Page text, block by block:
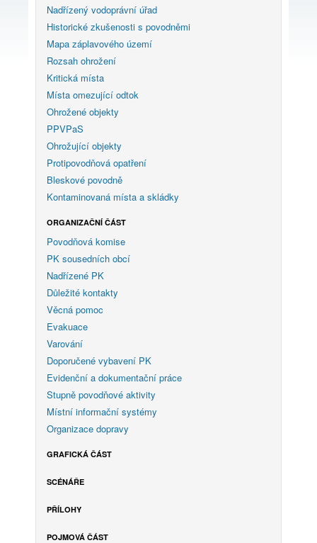
Nadřízený vodoprávní úřad
Historické zkušenosti s povodněmi
Mapa záplavového území
Rozsah ohrožení
Kritická místa
Místa omezující odtok
Ohrožené objekty
PPVPaS
Ohrožující objekty
Protipovodňová opatření
Bleskové povodně
Kontaminovaná místa a skládky
ORGANIZAČNÍ ČÁST
Povodňová komise
PK sousedních obcí
Nadřízené PK
Důležité kontakty
Věcná pomoc
Evakuace
Varování
Doporučené vybavení PK
Evidenční a dokumentační práce
Stupně povodňové aktivity
Místní informační systémy
Organizace dopravy
GRAFICKÁ ČÁST
SCÉNÁŘE
PŘÍLOHY
POJMOVÁ ČÁST